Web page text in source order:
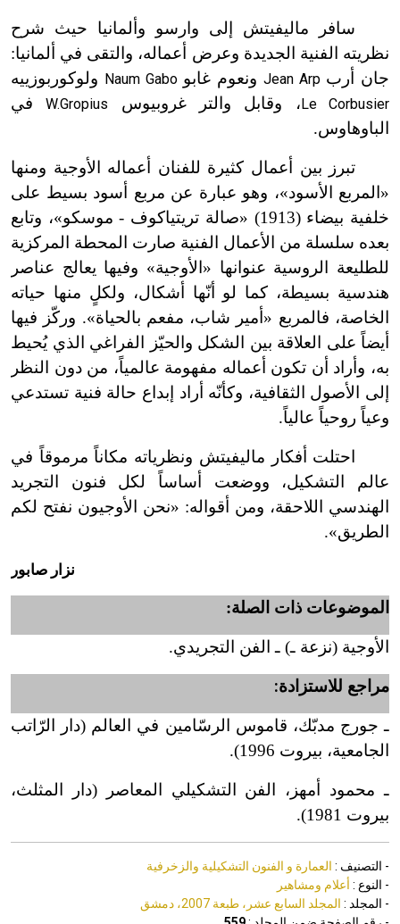
سافر ماليفيتش إلى وارسو وألمانيا حيث شرح
نظريته الفنية الجديدة وعرض أعماله، والتقى في ألمانيا:
جان أربJean Arp ونعوم غابوNaum Gabo ولوكوربوزييه
Le Corbusier ، وقابل والتر غروبيوس W.Gropiusفي
الباوهاوس.
تبرز بين أعمال كثيرة للفنان أعماله الأوجية ومنها
«المربع الأسود»، وهو عبارة عن مربع أسود بسيط على
خلفية بيضاء (1913) «صالة تريتياكوف - موسكو»، وتابع
بعده سلسلة من الأعمال الفنية صارت المحطة المركزية
للطليعة الروسية عنوانها «الأوجية» وفيها يعالج عناصر
هندسية بسيطة، كما لو أنّها أشكال، ولكلٍ منها حياته
الخاصة، فالمربع «أمير شاب، مفعم بالحياة». وركّز فيها
أيضاً على العلاقة بين الشكل والحيّز الفراغي الذي يُحيط
به، وأراد أن تكون أعماله مفهومة عالمياً، من دون النظر
إلى الأصول الثقافية، وكأنّه أراد إبداع حالة فنية تستدعي
وعياً روحياً عالياً.
احتلت أفكار ماليفيتش ونظرياته مكاناً مرموقاً في
عالم التشكيل، ووضعت أساساً لكل فنون التجريد
الهندسي اللاحقة، ومن أقواله: «نحن الأوجيون نفتح لكم
الطريق».
نزار صابور
الموضوعات ذات الصلة:
الأوجية (نزعة ـ) ـ الفن التجريدي.
مراجع للاستزادة:
ـ جورج مدبّك، قاموس الرسّامين في العالم (دار الرّاتب
الجامعية، بيروت 1996).
ـ محمود أمهز، الفن التشكيلي المعاصر (دار المثلث،
بيروت 1981).
- التصنيف : العمارة و الفنون التشكيلية والزخرفية
- النوع : أعلام ومشاهير
- المجلد : المجلد السابع عشر، طبعة 2007، دمشق